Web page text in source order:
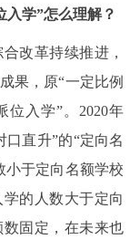
入学”怎么理解？
改革持续推进，
果，原“一定比例
位入学”。2020年
直升”的“定向名
小于定向名额学校
的人数大于定向
固定，在未来也